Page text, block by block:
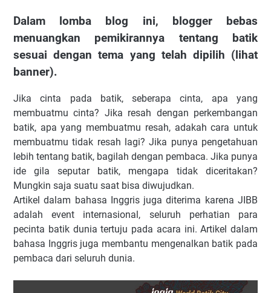
Dalam lomba blog ini, blogger bebas
menuangkan pemikirannya tentang batik
sesuai dengan tema yang telah dipilih (lihat
banner).
Jika cinta pada batik, seberapa cinta, apa yang
membuatmu cinta? Jika resah dengan perkembangan
batik, apa yang membuatmu resah, adakah cara untuk
membuatmu tidak resah lagi? Jika punya pengetahuan
lebih tentang batik, bagilah dengan pembaca. Jika punya
ide gila seputar batik, mengapa tidak diceritakan?
Mungkin saja suatu saat bisa diwujudkan.
Artikel dalam bahasa Inggris juga diterima karena JIBB
adalah event internasional, seluruh perhatian para
pecinta batik dunia tertuju pada acara ini. Artikel dalam
bahasa Inggris juga membantu mengenalkan batik pada
pembaca dari seluruh dunia.